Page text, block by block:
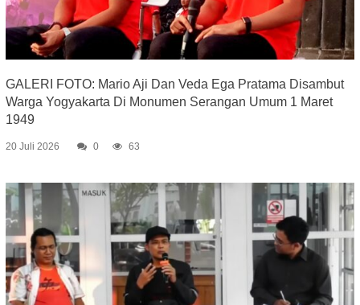
GALERI FOTO: Mario Aji Dan Veda Ega Pratama Disambut
Warga Yogyakarta Di Monumen Serangan Umum 1 Maret
1949
20 Juli 2026 0 63